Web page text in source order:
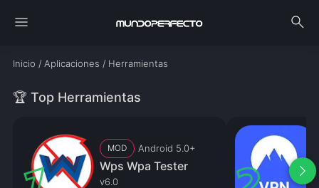
menu search
Inicio / Aplicaciones / Herramientas
🏆 Top Herramientas
MOD Android 5.0+
Wps Wpa Tester
v6.0
arrow_forward_ios